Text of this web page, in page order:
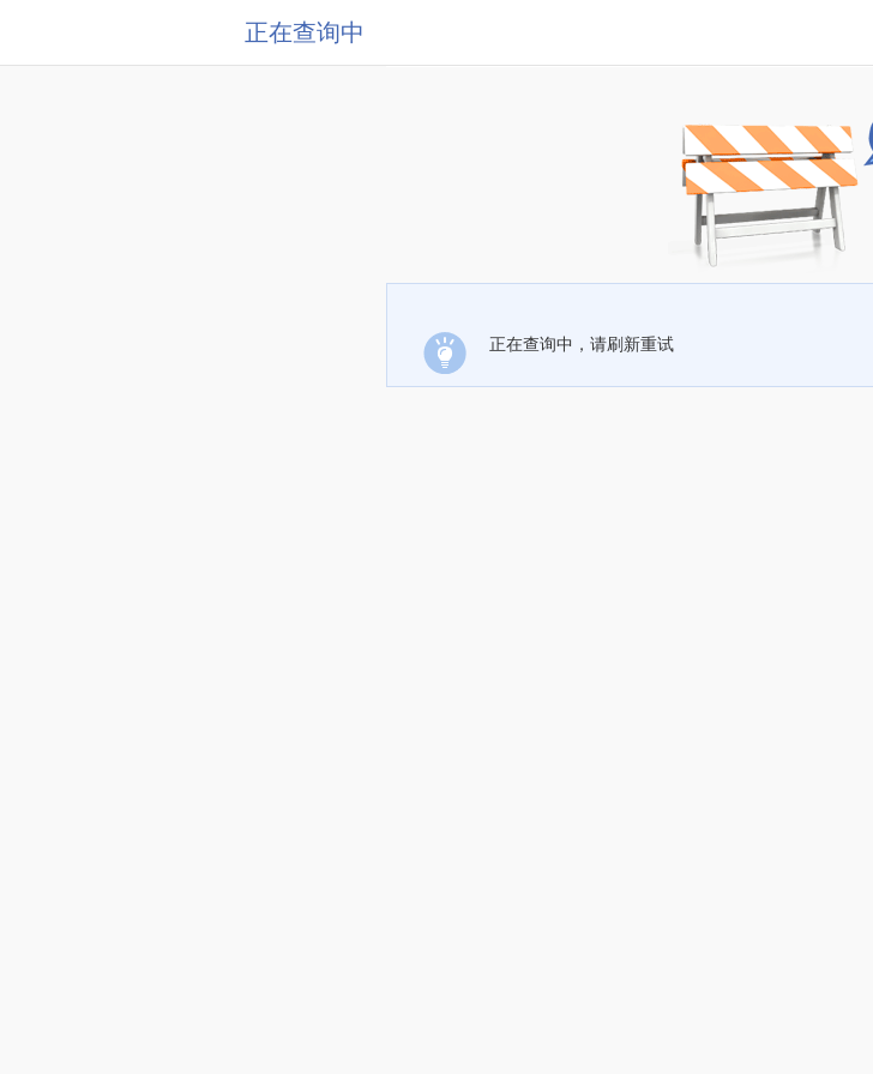
正在查询中
正在查询中，请刷新重试